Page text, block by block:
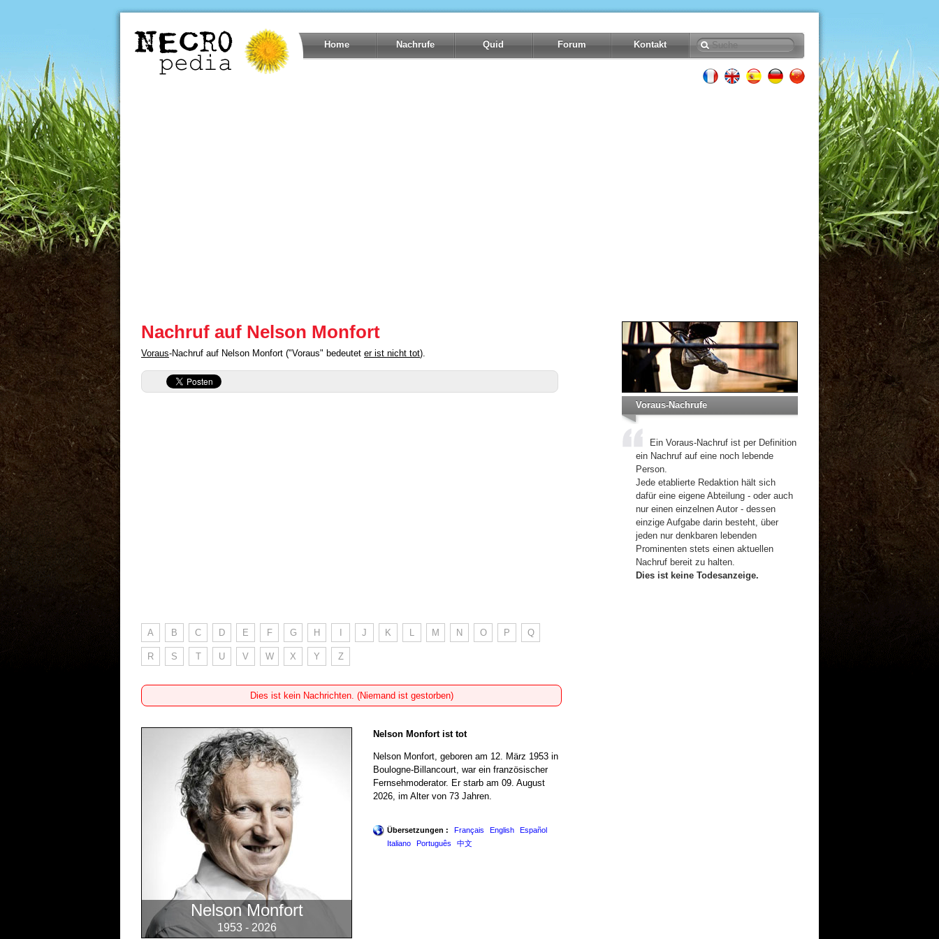
Home Nachrufe Quid Forum Kontakt
Nachruf auf Nelson Monfort
Voraus-Nachruf auf Nelson Monfort ("Voraus" bedeutet er ist nicht tot).
A B C D E F G H J K L M N O P Q
R S T U V W X Y Z
Dies ist kein Nachrichten. (Niemand ist gestorben)
Nelson Monfort
1953 - 2026
Nelson Monfort ist tot
Nelson Monfort, geboren am 12. März 1953 in
Boulogne-Billancourt, war ein französischer
Fernsehmoderator. Er starb am 09. August
2026, im Alter von 73 Jahren.
Übersetzungen : Français English
Español
Italiano
Português 中文
Voraus-Nachrufe
Ein Voraus-Nachruf ist per Definition
ein Nachruf auf eine noch lebende
Person.
Jede etablierte Redaktion hält sich
dafür eine eigene Abteilung - oder auch
nur einen einzelnen Autor - dessen
einzige Aufgabe darin besteht, über
jeden nur denkbaren lebenden
Prominenten stets einen aktuellen
Nachruf bereit zu halten.
Dies ist keine Todesanzeige.